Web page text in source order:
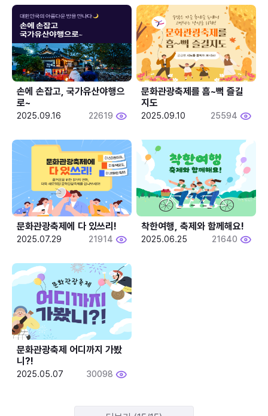
손에 손잡고, 국가유산야행으
로~
2025.09.16 22619
문화관광축제를 흠~뻑 즐길
지도
2025.09.10 25594
문화관광축제에 다 있쓰리!
2025.07.29 21914
착한여행, 축제와 함께해요!
2025.06.25 21640
문화관광축제 어디까지 가봤
니?!
2025.05.07 30098